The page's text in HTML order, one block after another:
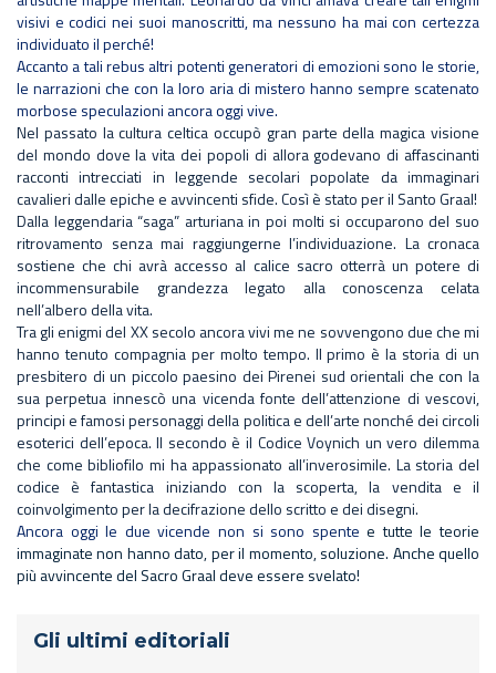
visivi e codici nei suoi manoscritti, ma nessuno ha mai con certezza
individuato il perché!
Accanto a tali rebus altri potenti generatori di emozioni sono le storie,
le narrazioni che con la loro aria di mistero hanno sempre scatenato
morbose speculazioni ancora oggi vive.
Nel passato la cultura celtica occupò gran parte della magica visione
del mondo dove la vita dei popoli di allora godevano di affascinanti
racconti intrecciati in leggende secolari popolate da immaginari
cavalieri dalle epiche e avvincenti sfide. Così è stato per il Santo Graal!
Dalla leggendaria “saga” arturiana in poi molti si occuparono del suo
ritrovamento senza mai raggiungerne l’individuazione. La cronaca
sostiene che chi avrà accesso al calice sacro otterrà un potere di
incommensurabile grandezza legato alla conoscenza celata
nell’albero della vita.
Tra gli enigmi del XX secolo ancora vivi me ne sovvengono due che mi
hanno tenuto compagnia per molto tempo. Il primo è la storia di un
presbitero di un piccolo paesino dei Pirenei sud orientali che conla
sua perpetua innescò una vicenda fonte dell’attenzione di vescovi,
principi e famosi personaggi della politica e dell’arte nonché dei circoli
esoterici dell’epoca. Il secondo è il Codice Voynich un vero dilemma
che come bibliofilo mi ha appassionato all’inverosimile. La storia del
codice è fantastica iniziando con la scoperta, la vendita e il
coinvolgimento per la decifrazione dello scritto e dei disegni.
Ancora oggi le due vicende non si sono spentee tutte le teorie
immaginate non hanno dato, per il momento, soluzione. Anche quello
più avvincente del Sacro Graal deve essere svelato!
Gli ultimi editoriali